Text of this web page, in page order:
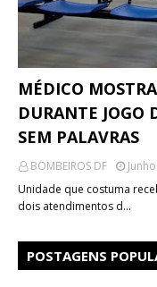
MÉDICO
DURANTE JOGO
SEM PALAVRAS
BOMBEIROS DF
Unidade que costuma
dois atendimentos d…
POSTAGENS